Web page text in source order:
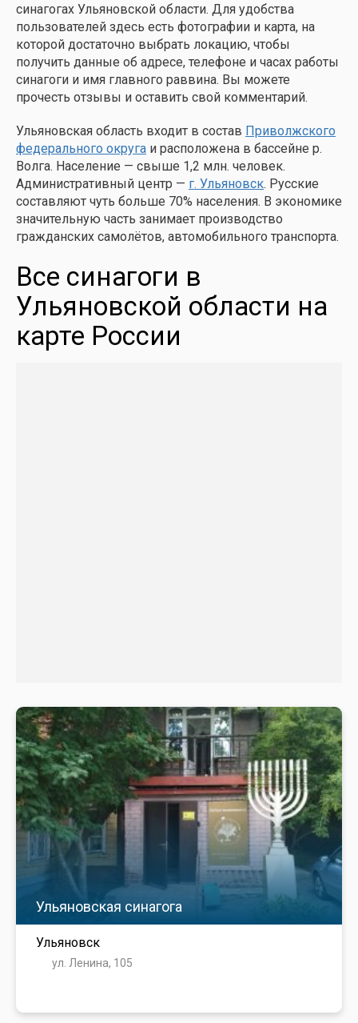
синагогах Ульяновской области. Для удобства
пользователей здесь есть фотографии и карта, на
которой достаточно выбрать локацию, чтобы
получить данные об адресе, телефоне и часах работы
синагоги и имя главного раввина. Вы можете
прочесть отзывы и оставить свой комментарий.
Ульяновская область входит в состав Приволжского
федерального округа и расположена в бассейне р.
Волга. Население — свыше 1,2 млн. человек.
Административный центр — г. Ульяновск. Русские
составляют чуть больше 70% населения. В экономике
значительную часть занимает производство
гражданских самолётов, автомобильного транспорта.
Все синагоги в
Ульяновской области на
карте России
Ульяновская синагога
Ульяновск
ул. Ленина, 105